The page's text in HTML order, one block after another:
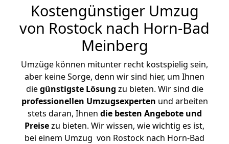
Kostengünstiger Umzug
von Rostock nach Horn-Bad
Meinberg
Umzüge können mitunter recht kostspielig sein,
aber keine Sorge, denn wir sind hier, um Ihnen
diegünstigste Lösung zu bieten. Wir sind die
professionellen Umzugsexperten und arbeiten
stets daran, Ihnen die besten Angebote und
Preisezu bieten. Wir wissen, wie wichtig es ist,
bei einem Umzug von Rostock nach Horn-Bad